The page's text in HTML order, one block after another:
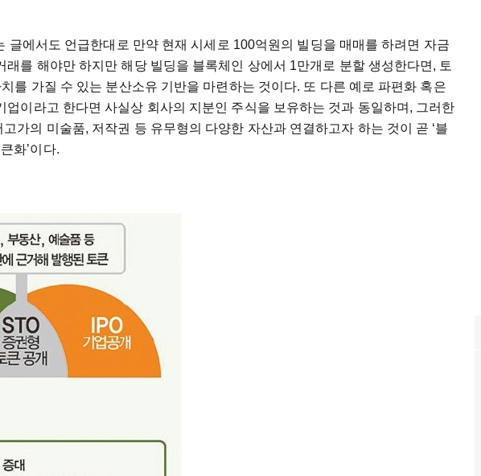
글에서도 언급한대로 만약 현재 시세로 100억원의 빌딩을 매매를 하려면 자금
래를 해야만 하지만 해당 빌딩을 블록체인 상에서 1만개로 분할 생성한다면, 토
를 가질 수 있는 분산소유 기반을 마련하는 것이다. 또 다른 예로 파편화 혹은
업이라고 한다면 사실상 회사의 지분인 주식을 보유하는 것과 동일하며, 그러한
가의 미술품, 저작권 등 유무형의 다양한 자산과 연결하고자 하는 것이 곧 ‘블
화’이다.